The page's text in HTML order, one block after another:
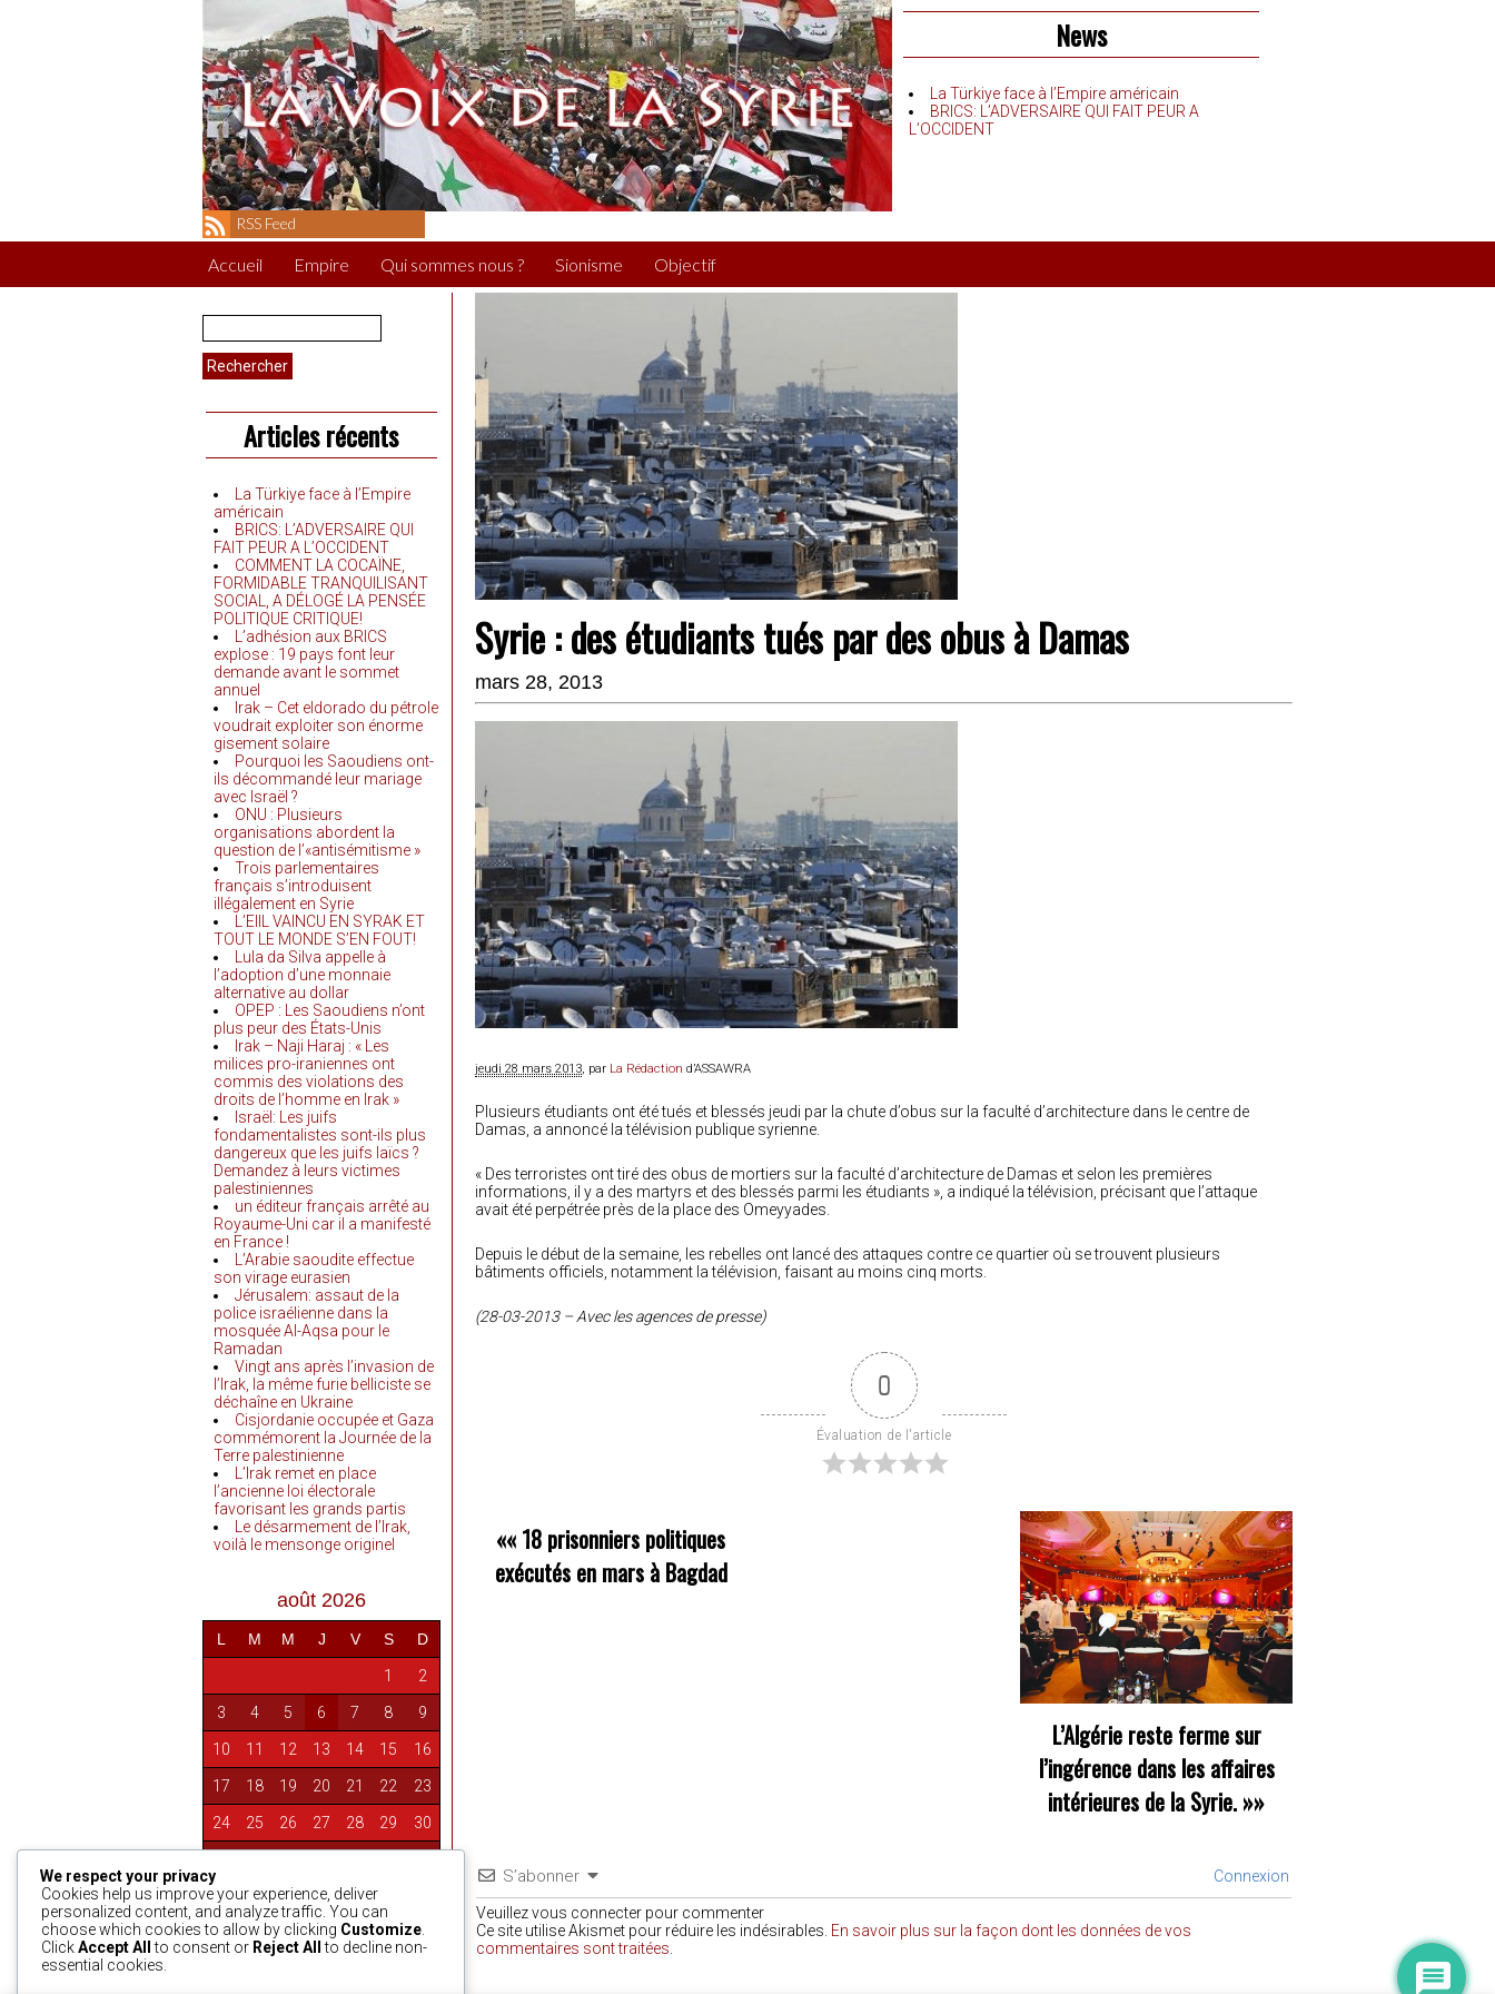
News
La Türkiye face à l’Empire américain
BRICS: L’ADVERSAIRE QUI FAIT PEUR A
L’OCCIDENT
RSS Feed
Accueil Empire Qui sommes nous ? Sionisme Objectif
Rechercher :
Articles récents
La Türkiye face à l’Empire
américain
BRICS: L’ADVERSAIRE QUI
FAIT PEUR A L’OCCIDENT
COMMENT LA COCAÏNE,
FORMIDABLE TRANQUILISANT
SOCIAL, A DÉLOGÉ LA PENSÉE
POLITIQUE CRITIQUE!
L’adhésion aux BRICS
explose : 19 pays font leur
demande avant le sommet
annuel
Irak – Cet eldorado du pétrole
voudrait exploiter son énorme
gisement solaire
Pourquoi les Saoudiens ont-
ils décommandé leur mariage
avec Israël ?
ONU : Plusieurs
organisations abordent la
question de l’«antisémitisme »
Trois parlementaires
français s’introduisent
illégalement en Syrie
L’EIIL VAINCU EN SYRAK ET
TOUT LE MONDE S’EN FOUT!
Lula da Silva appelle à
l’adoption d’une monnaie
alternative au dollar
OPEP : Les Saoudiens n’ont
plus peur des États-Unis
Irak – Naji Haraj : « Les
milices pro-iraniennes ont
commis des violations des
droits de l’homme en Irak »
Israël: Les juifs
fondamentalistes sont-ils plus
dangereux que les juifs laïcs ?
Demandez à leurs victimes
palestiniennes
un éditeur français arrêté au
Royaume-Uni car il a manifesté
en France !
L’Arabie saoudite effectue
son virage eurasien
Jérusalem: assaut de la
police israélienne dans la
mosquée Al-Aqsa pour le
Ramadan
Vingt ans après l’invasion de
l’Irak, la même furie belliciste se
déchaîne en Ukraine
Cisjordanie occupée et Gaza
commémorent la Journée de la
Terre palestinienne
L’Irak remet en place
l’ancienne loi électorale
favorisant les grands partis
Le désarmement de l’Irak,
voilà le mensonge originel
août 2026
L M M J V S D
1 2
3 4 5 6 7 8 9
10 11 12 13 14 15 16
17 18 19 20 21 22 23
24 25 26 27 28 29 30
« Avr
Syrie : des étudiants tués par des obus à Damas
mars 28, 2013
jeudi 28 mars 2013, par La Rédaction d’ASSAWRA
Plusieurs étudiants ont été tués et blessés jeudi par la chute d’obus sur la faculté d’architecture dans le centre de
Damas, a annoncé la télévision publique syrienne.
« Des terroristes ont tiré des obus de mortiers sur la faculté d’architecture de Damas et selon les premières
informations, il y a des martyrs et des blessés parmi les étudiants », a indiqué la télévision, précisant que l’attaque
avait été perpétrée près de la place des Omeyyades.
Depuis le début de la semaine, les rebelles ont lancé des attaques contre ce quartier où se trouvent plusieurs
bâtiments officiels, notamment la télévision, faisant au moins cinq morts.
(28-03-2013 – Avec les agences de presse)
0
Évaluation de l'article
«« 18 prisonniers politiques
exécutés en mars à Bagdad
L’Algérie reste ferme sur
l’ingérence dans les affaires
intérieures de la Syrie. »»
S’abonner Connexion
Veuillez vous connecter pour commenter
Ce site utilise Akismet pour réduire les indésirables. En savoir plus sur la façon dont les données de vos
commentaires sont traitées
We respect your privacy
Cookies help us improve your experience, deliver
personalized content, and analyze traffic. You can
choose which cookies to allow by clicking Customize
ClickAccept All to consent or Reject All
to decline non-
essential cookies.